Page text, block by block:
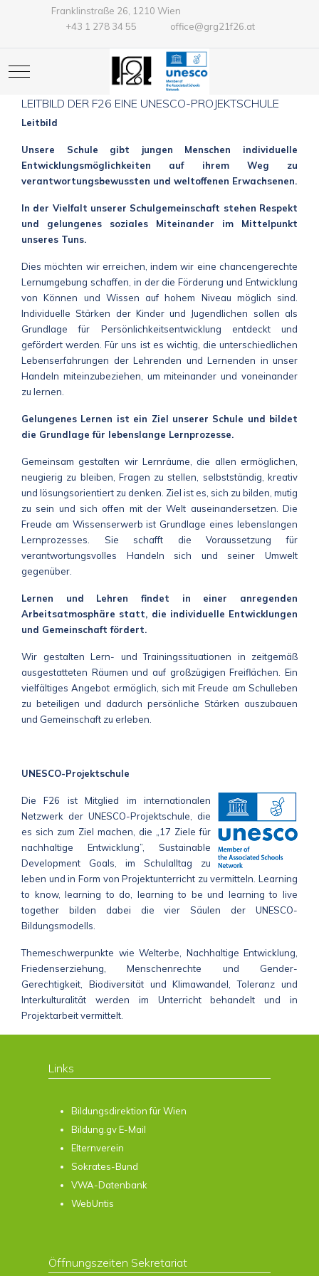
Franklinstraße 26, 1210 Wien
+43 1 278 34 55
office@grg21f26.at
Mobile Menu Toggle
LEITBILD DER F26 EINE UNESCO-PROJEKTSCHULE
Leitbild
Unsere Schule gibt jungen Menschen individuelle
Entwicklungsmöglichkeiten auf ihrem Weg zu
verantwortungsbewussten und weltoffenen Erwachsenen.
In der Vielfalt unserer Schulgemeinschaft stehen Respekt
und gelungenes soziales Miteinander im Mittelpunkt
unseres Tuns.
Dies möchten wir erreichen, indem wir eine chancengerechte
Lernumgebung schaffen, in der die Förderung und Entwicklung
von Können und Wissen auf hohem Niveau möglich sind.
Individuelle Stärken der Kinder und Jugendlichen sollen als
Grundlage für Persönlichkeitsentwicklung entdeckt und
gefördert werden. Für uns ist es wichtig, die unterschiedlichen
Lebenserfahrungen der Lehrenden und Lernenden in unser
Handeln miteinzubeziehen, um miteinander und voneinander
zu lernen.
Gelungenes Lernen ist ein Ziel unserer Schule und bildet
die Grundlage für lebenslange Lernprozesse.
Gemeinsam gestalten wir Lernräume, die allen ermöglichen,
neugierig zu bleiben, Fragen zu stellen, selbstständig, kreativ
und lösungsorientiert zu denken. Ziel ist es, sich zu bilden, mutig
zu sein und sich offen mit der Welt auseinandersetzen. Die
Freude am Wissenserwerb ist Grundlage eines lebenslangen
Lernprozesses. Sie schafft die Voraussetzung für
verantwortungsvolles Handeln sich und seiner Umwelt
gegenüber.
Lernen und Lehren findet in einer anregenden
Arbeitsatmosphäre statt, die individuelle Entwicklungen
und Gemeinschaft fördert.
Wir gestalten Lern- und Trainingssituationen in zeitgemäß
ausgestatteten Räumen und auf großzügigen Freiflächen. Ein
vielfältiges Angebot ermöglich, sich mit Freude am Schulleben
zu beteiligen und dadurch persönliche Stärken auszubauen
und Gemeinschaft zu erleben.
UNESCO-Projektschule
Die F26 ist Mitglied im internationalen
Netzwerk der UNESCO-Projektschule, die
es sich zum Ziel machen, die „17 Ziele für
nachhaltige Entwicklung”, Sustainable
Development Goals, im Schulalltag zu
leben und in Form von Projektunterricht zu vermitteln. Learning
to know, learning to do, learning to be und learning to live
together bilden dabei die vier Säulen der UNESCO-
Bildungsmodells.
Themeschwerpunkte wie Welterbe, Nachhaltige Entwicklung,
Friedenserziehung, Menschenrechte und Gender-
Gerechtigkeit, Biodiversität und Klimawandel, Toleranz und
Interkulturalität werden im Unterricht behandelt und in
Projektarbeit vermittelt.
Links
Bildungsdirektion für Wien
Bildung.gv E-Mail
Elternverein
Sokrates-Bund
VWA-Datenbank
WebUntis
Öffnungszeiten Sekretariat